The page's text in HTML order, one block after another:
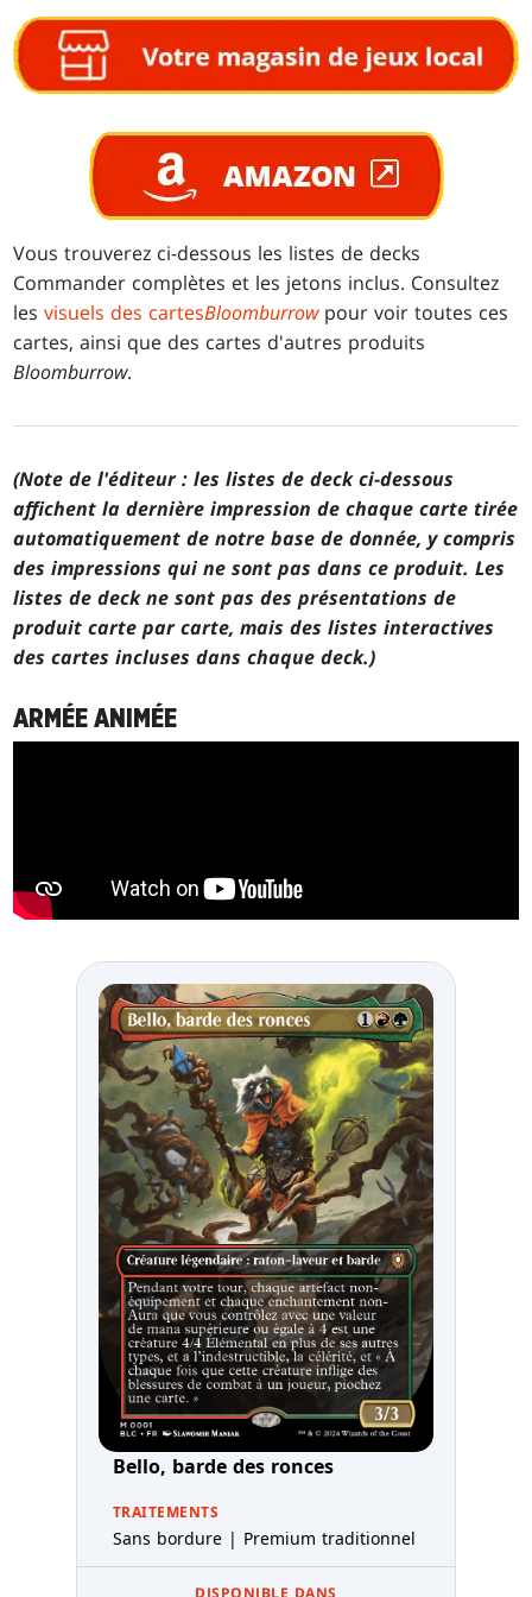
Vous trouverez ci-dessous les listes de decks
Commander complètes et les jetons inclus. Consultez
lesvisuels des cartesBloomburrow pour voir toutes ces
cartes, ainsi que des cartes d'autres produits
Bloomburrow.
(Note de l'éditeur : les listes de deck ci-dessous
affichent la dernière impression de chaque carte tirée
automatiquement de notre base de donnée, y compris
des impressions qui ne sont pas dans ce produit. Les
listes de deck ne sont pas des présentations de
produit carte par carte, mais des listes interactives
des cartes incluses dans chaque deck.)
ARMÉE ANIMÉE
Bello, barde des ronces
TRAITEMENTS
Sans bordure | Premium traditionnel
DISPONIBLE DANS